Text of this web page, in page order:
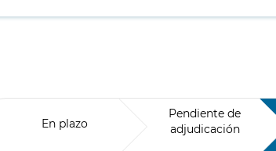
En plazo
Pendiente de
adjudicación